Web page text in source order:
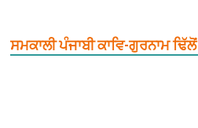
ਸਮਕਾਲੀ ਪੰਜਾਬੀ ਕਾਵਿ-ਗੁਰਨਾਮ ਢਿੱਲੋਂ